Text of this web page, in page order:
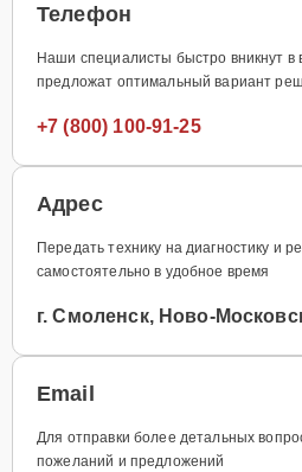
Телефон
Наши специалисты быстро вникнут в
предложат оптимальный вариант
+7 (800) 100-91-25
Адрес
Передать технику на диагностику и
самостоятельно в удобное время
г. Смоленск, Ново-
Email
Для отправки более детальных
пожеланий и предложений